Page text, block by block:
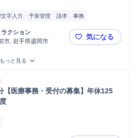
字入力 予算管理 請求
事務
クション
市, 岩手県盛岡市
✨未経験歓
気になる
もっと見る
【医療事務・受付の募集】年休125